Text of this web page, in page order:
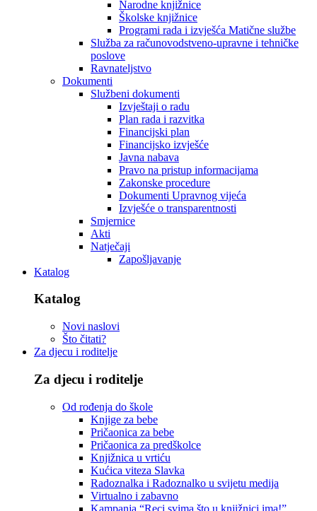
Narodne knjižnice
Školske knjižnice
Programi rada i izvješća Matične službe
Služba za računovodstveno-upravne i tehničke
poslove
Ravnateljstvo
Dokumenti
Službeni dokumenti
Izvještaji o radu
Plan rada i razvitka
Financijski plan
Financijsko izvješće
Javna nabava
Pravo na pristup informacijama
Zakonske procedure
Dokumenti Upravnog vijeća
Izvješće o transparentnosti
Smjernice
Akti
Natječaji
Zapošljavanje
Katalog
Katalog
Novi naslovi
Što čitati?
Za djecu i roditelje
Za djecu i roditelje
Od rođenja do škole
Knjige za bebe
Pričaonica za bebe
Pričaonica za predškolce
Knjižnica u vrtiću
Kućica viteza Slavka
Radoznalka i Radoznalko u svijetu medija
Virtualno i zabavno
Kampanja “Reci svima što u knjižnici ima!”